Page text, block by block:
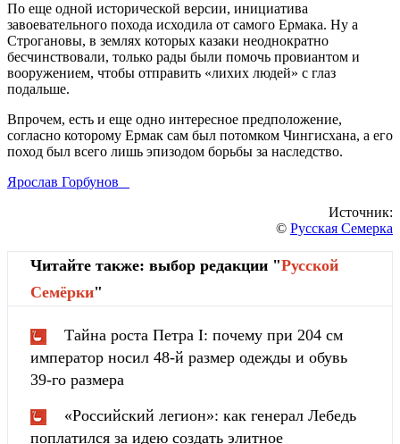
По еще одной исторической версии, инициатива
завоевательного похода исходила от самого Ермака. Ну а
Строгановы, в землях которых казаки неоднократно
бесчинствовали, только рады были помочь провиантом и
вооружением, чтобы отправить «лихих людей» с глаз
подальше.
Впрочем, есть и еще одно интересное предположение,
согласно которому Ермак сам был потомком Чингисхана, а его
поход был всего лишь эпизодом борьбы за наследство.
Ярослав Горбунов
Источник:
© Русская Семерка
Читайте также: выбор редакции "Русской
Cемёрки"
Тайна роста Петра I: почему при 204 см
император носил 48-й размер одежды и обувь
39-го размера
«Российский легион»: как генерал Лебедь
поплатился за идею создать элитное